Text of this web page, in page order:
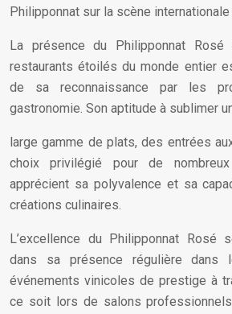
Philipponnat sur la scène internationale
La présence du Philipponnat
restaurants étoilés du monde entier
de sa reconnaissance par les
gastronomie. Son aptitude à sublimer
large gamme de plats, des entrées
choix privilégié pour de
apprécient sa polyvalence et sa
créations culinaires.
L’excellence du Philipponnat Rosé
dans sa présence régulière dans
événements vinicoles de prestige à
ce soit lors de salons